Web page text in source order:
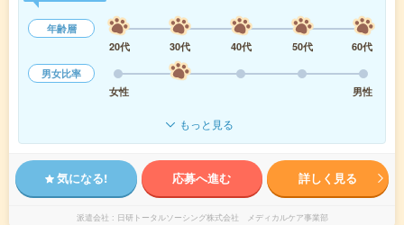
年齢層
20代
30代 40代 50代
60代
男女比率
女性
男性
もっと見る
気になる! 応募へ進む 詳しく見る
派遣会社 日研トータルソーシング株式会社 メディカルケア事業部